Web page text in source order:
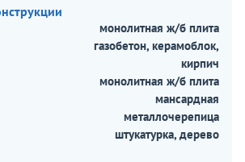
монолитная ж/б плита
газобетон, керамоблок,
кирпич
монолитная ж/б плита
мансардная
металлочерепица
штукатурка, дерево